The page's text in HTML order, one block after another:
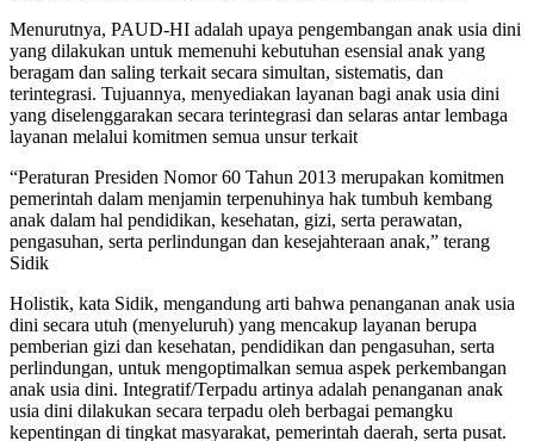
Menurutnya, PAUD-HI adalah upaya pengembangan anak usia dini
yang dilakukan untuk memenuhi kebutuhan esensial anak yang
beragam dan saling terkait secara simultan, sistematis, dan
terintegrasi. Tujuannya, menyediakan layanan bagi anak usia dini
yang diselenggarakan secara terintegrasi dan selaras antar lembaga
layanan melalui komitmen semua unsur terkait
“Peraturan Presiden Nomor 60 Tahun 2013 merupakan komitmen
pemerintah dalam menjamin terpenuhinya hak tumbuh kembang
anak dalam hal pendidikan, kesehatan, gizi, serta perawatan,
pengasuhan, serta perlindungan dan kesejahteraan anak,” terang
Sidik
Holistik, kata Sidik, mengandung arti bahwa penanganan anak usia
dini secara utuh (menyeluruh) yang mencakup layanan berupa
pemberian gizi dan kesehatan, pendidikan dan pengasuhan, serta
perlindungan, untuk mengoptimalkan semua aspek perkembangan
anak usia dini. Integratif/Terpadu artinya adalah penanganan anak
usia dini dilakukan secara terpadu oleh berbagai pemangku
kepentingan di tingkat masyarakat, pemerintah daerah, serta pusat.